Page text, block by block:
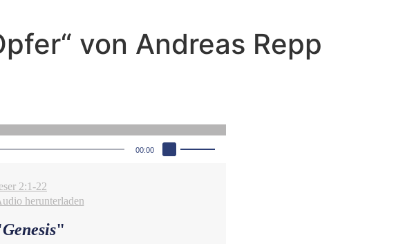
von Andreas Repp
00:00
Pfeiltasten Hoch/Runter benutzen, um die Lautstärke zu regeln.
2:1-22
herunterladen
Genesis"